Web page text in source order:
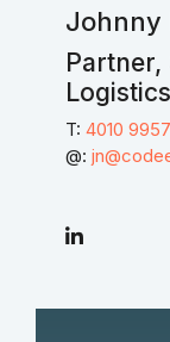
Johnny
Partner,
Logistics
T: 4010 9957
@: